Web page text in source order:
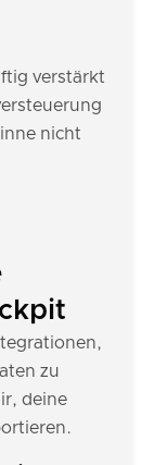
verstärkt
nicht
zu
deine